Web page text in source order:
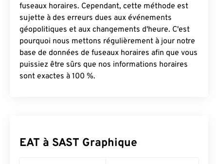
fuseaux horaires. Cependant, cette méthode est
sujette à des erreurs dues aux événements
géopolitiques et aux changements d'heure. C'est
pourquoi nous mettons régulièrement à jour notre
base de données de fuseaux horaires afin que vous
puissiez être sûrs que nos informations horaires
sont exactes à 100 %.
EAT à SAST Graphique